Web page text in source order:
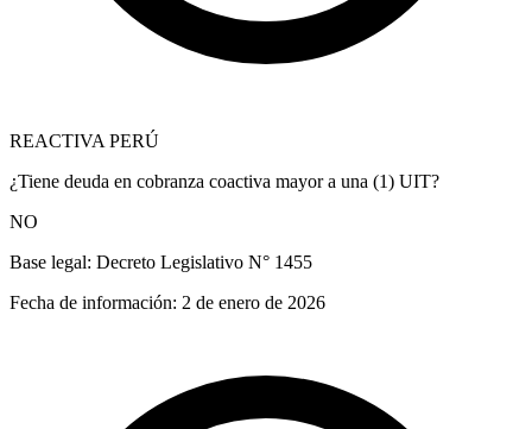
REACTIVA PERÚ
¿Tiene deuda en cobranza coactiva mayor a una (1) UIT?
NO
Base legal: Decreto Legislativo N° 1455
Fecha de información: 2 de enero de 2026